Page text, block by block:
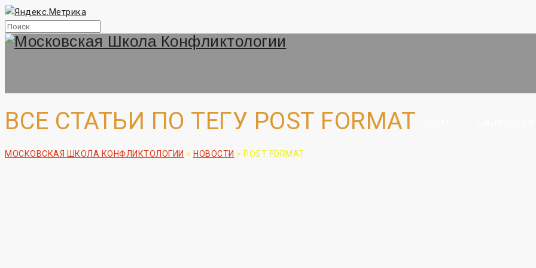
ВСЕ СТАТЬИ ПО ТЕГУ POST FORMAT
МОСКОВСКАЯ ШКОЛА КОНФЛИКТОЛОГИИ > НОВОСТИ > POST FORMAT